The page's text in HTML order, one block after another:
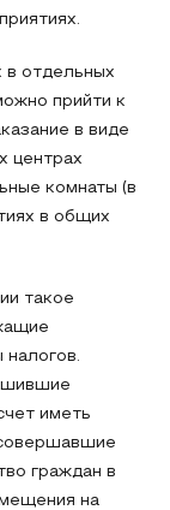
в отдельных
прийти к
в виде
центрах
комнаты (в
в общих
такое
налогов.
иметь
граждан в
на